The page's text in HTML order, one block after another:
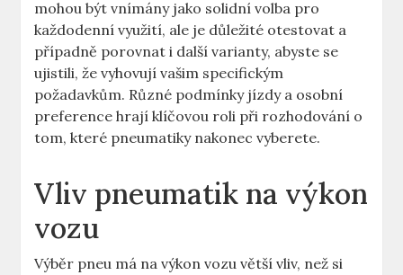
mohou být vnímány jako solidní volba pro
každodenní využití, ale je důležité otestovat a
případně porovnat i další varianty, abyste se
ujistili, že vyhovují vašim specifickým
požadavkům. Různé podmínky jízdy a osobní
preference hrají klíčovou roli při rozhodování o
tom, které pneumatiky nakonec vyberete.
Vliv pneumatik na výkon
vozu
Výběr pneu má na výkon vozu větší vliv, než si